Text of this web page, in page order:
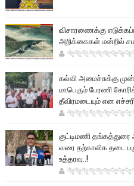
விசாரணைக்கு
அறிக்கைகள் மன்றில்
கல்வி அமைச்சுக்கு
மாபெரும் பேரணி
தீவிரமடையும் என
குட்டிமணி தங்கத்துரை
வரை தற்காலிக தடை
உத்தரவு..!